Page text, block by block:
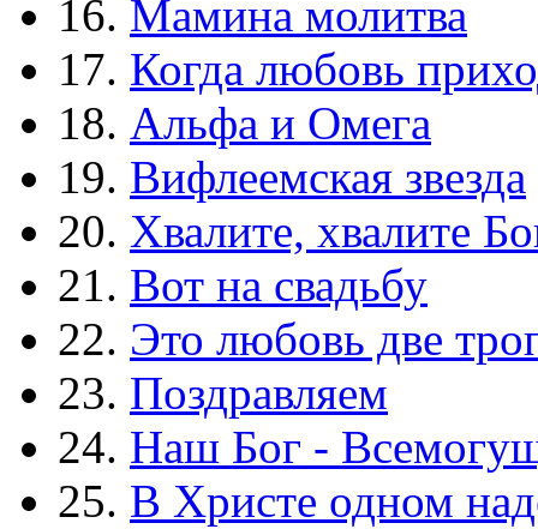
16. Мамина молитва
17. Когда любовь
18. Альфа и Омега
19. Вифлеемская звезда
20. Хвалите, хвалите
21. Вот на свадьбу
22. Это любовь две
23. Поздравляем
24. Наш Бог -
25. В Христе одном